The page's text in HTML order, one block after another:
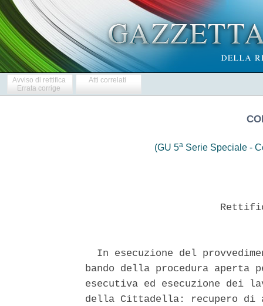
Avviso di rettifica
Errata corrige
Atti correlati
(GU 5a Serie Speciale -
In esecuzione del
bando della procedura
esecutiva ed esecuzione
della Cittadella: recupero di